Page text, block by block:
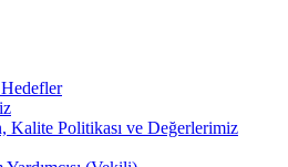
Kalite Politikası ve Değerlerimiz